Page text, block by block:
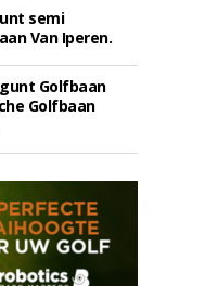
semi
Van Iperen.
Golfbaan
Golfbaan